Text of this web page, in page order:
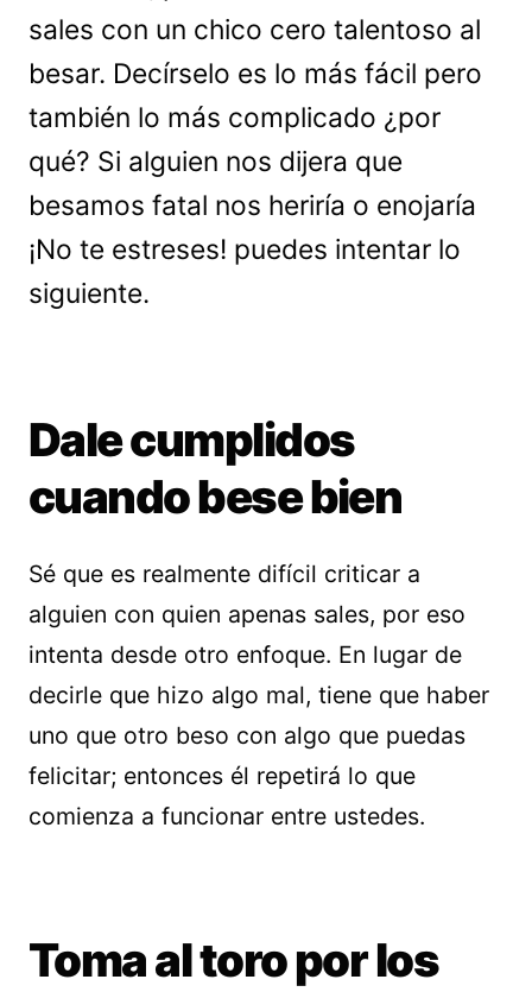
sales con un chico cero talentoso al
besar. Decírselo es lo más fácil pero
también lo más complicado ¿por
qué? Si alguien nos dijera que
besamos fatal nos heriría o enojaría
¡No te estreses! puedes intentar lo
siguiente.
Dale cumplidos
cuando bese bien
Sé que es realmente difícil criticar a
alguien con quien apenas sales, por eso
intenta desde otro enfoque. En lugar de
decirle que hizo algo mal, tiene que haber
uno que otro beso con algo que puedas
felicitar; entonces él repetirá lo que
comienza a funcionar entre ustedes.
Toma al toro por los